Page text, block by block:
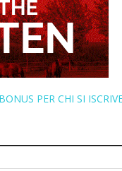
PER CHI SI